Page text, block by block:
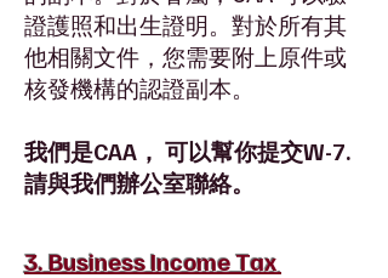
證護照和出生證明。對於所有其
他相關文件，您需要附上原件或
核發機構的認證副本。
我們是CAA， 可以幫你提交W-7.
請與我們辦公室聯絡。
3. Business Income Tax